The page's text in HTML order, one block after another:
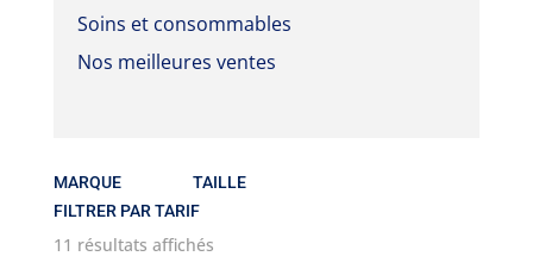
Soins et consommables
Nos meilleures ventes
MARQUE
TAILLE
FILTRER PAR TARIF
11 résultats affichés